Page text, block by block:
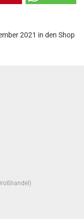
2021 in den Shop